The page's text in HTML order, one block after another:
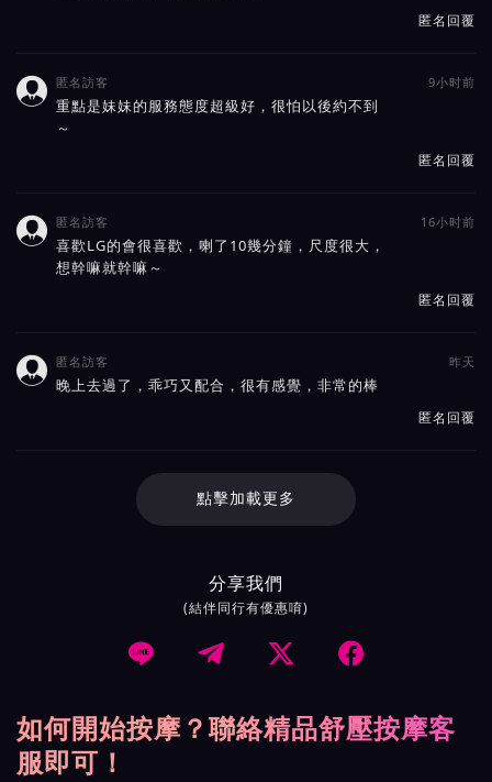
匿名回覆
 匿名訪客 9小时前
重點是妹妹的服務態度超級好，很怕以後約不到
～
匿名回覆
 匿名訪客 16小时前
喜歡LG的會很喜歡，喇了10幾分鐘，尺度很大，
想幹嘛就幹嘛～
匿名回覆
 匿名訪客 昨天
晚上去過了，乖巧又配合，很有感覺，非常的棒
匿名回覆
點擊加載更多
分享我們
(結伴同行有優惠唷)
   
如何開始按摩？聯絡精品舒壓按摩客
服即可！